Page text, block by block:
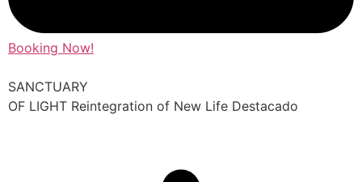
Booking Now!
SANCTUARY
OF LIGHT Reintegration of New Life Destacado